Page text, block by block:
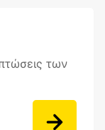
των